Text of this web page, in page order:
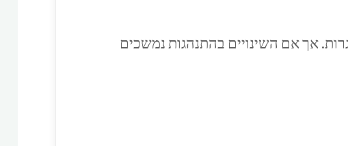
אך אם השינויים בהתנהגות נמשכים